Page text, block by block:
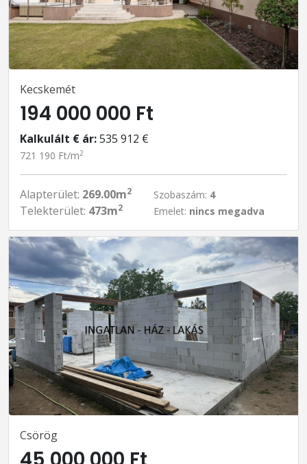
Kecskemét
194 000 000 Ft
Kalkulált € ár:535 912 €
721 190 Ft/m2
Alapterület: 269.00m2
Telekterület: 473m2
Szobaszám: 4
Emelet: nincs megadva
Csörög